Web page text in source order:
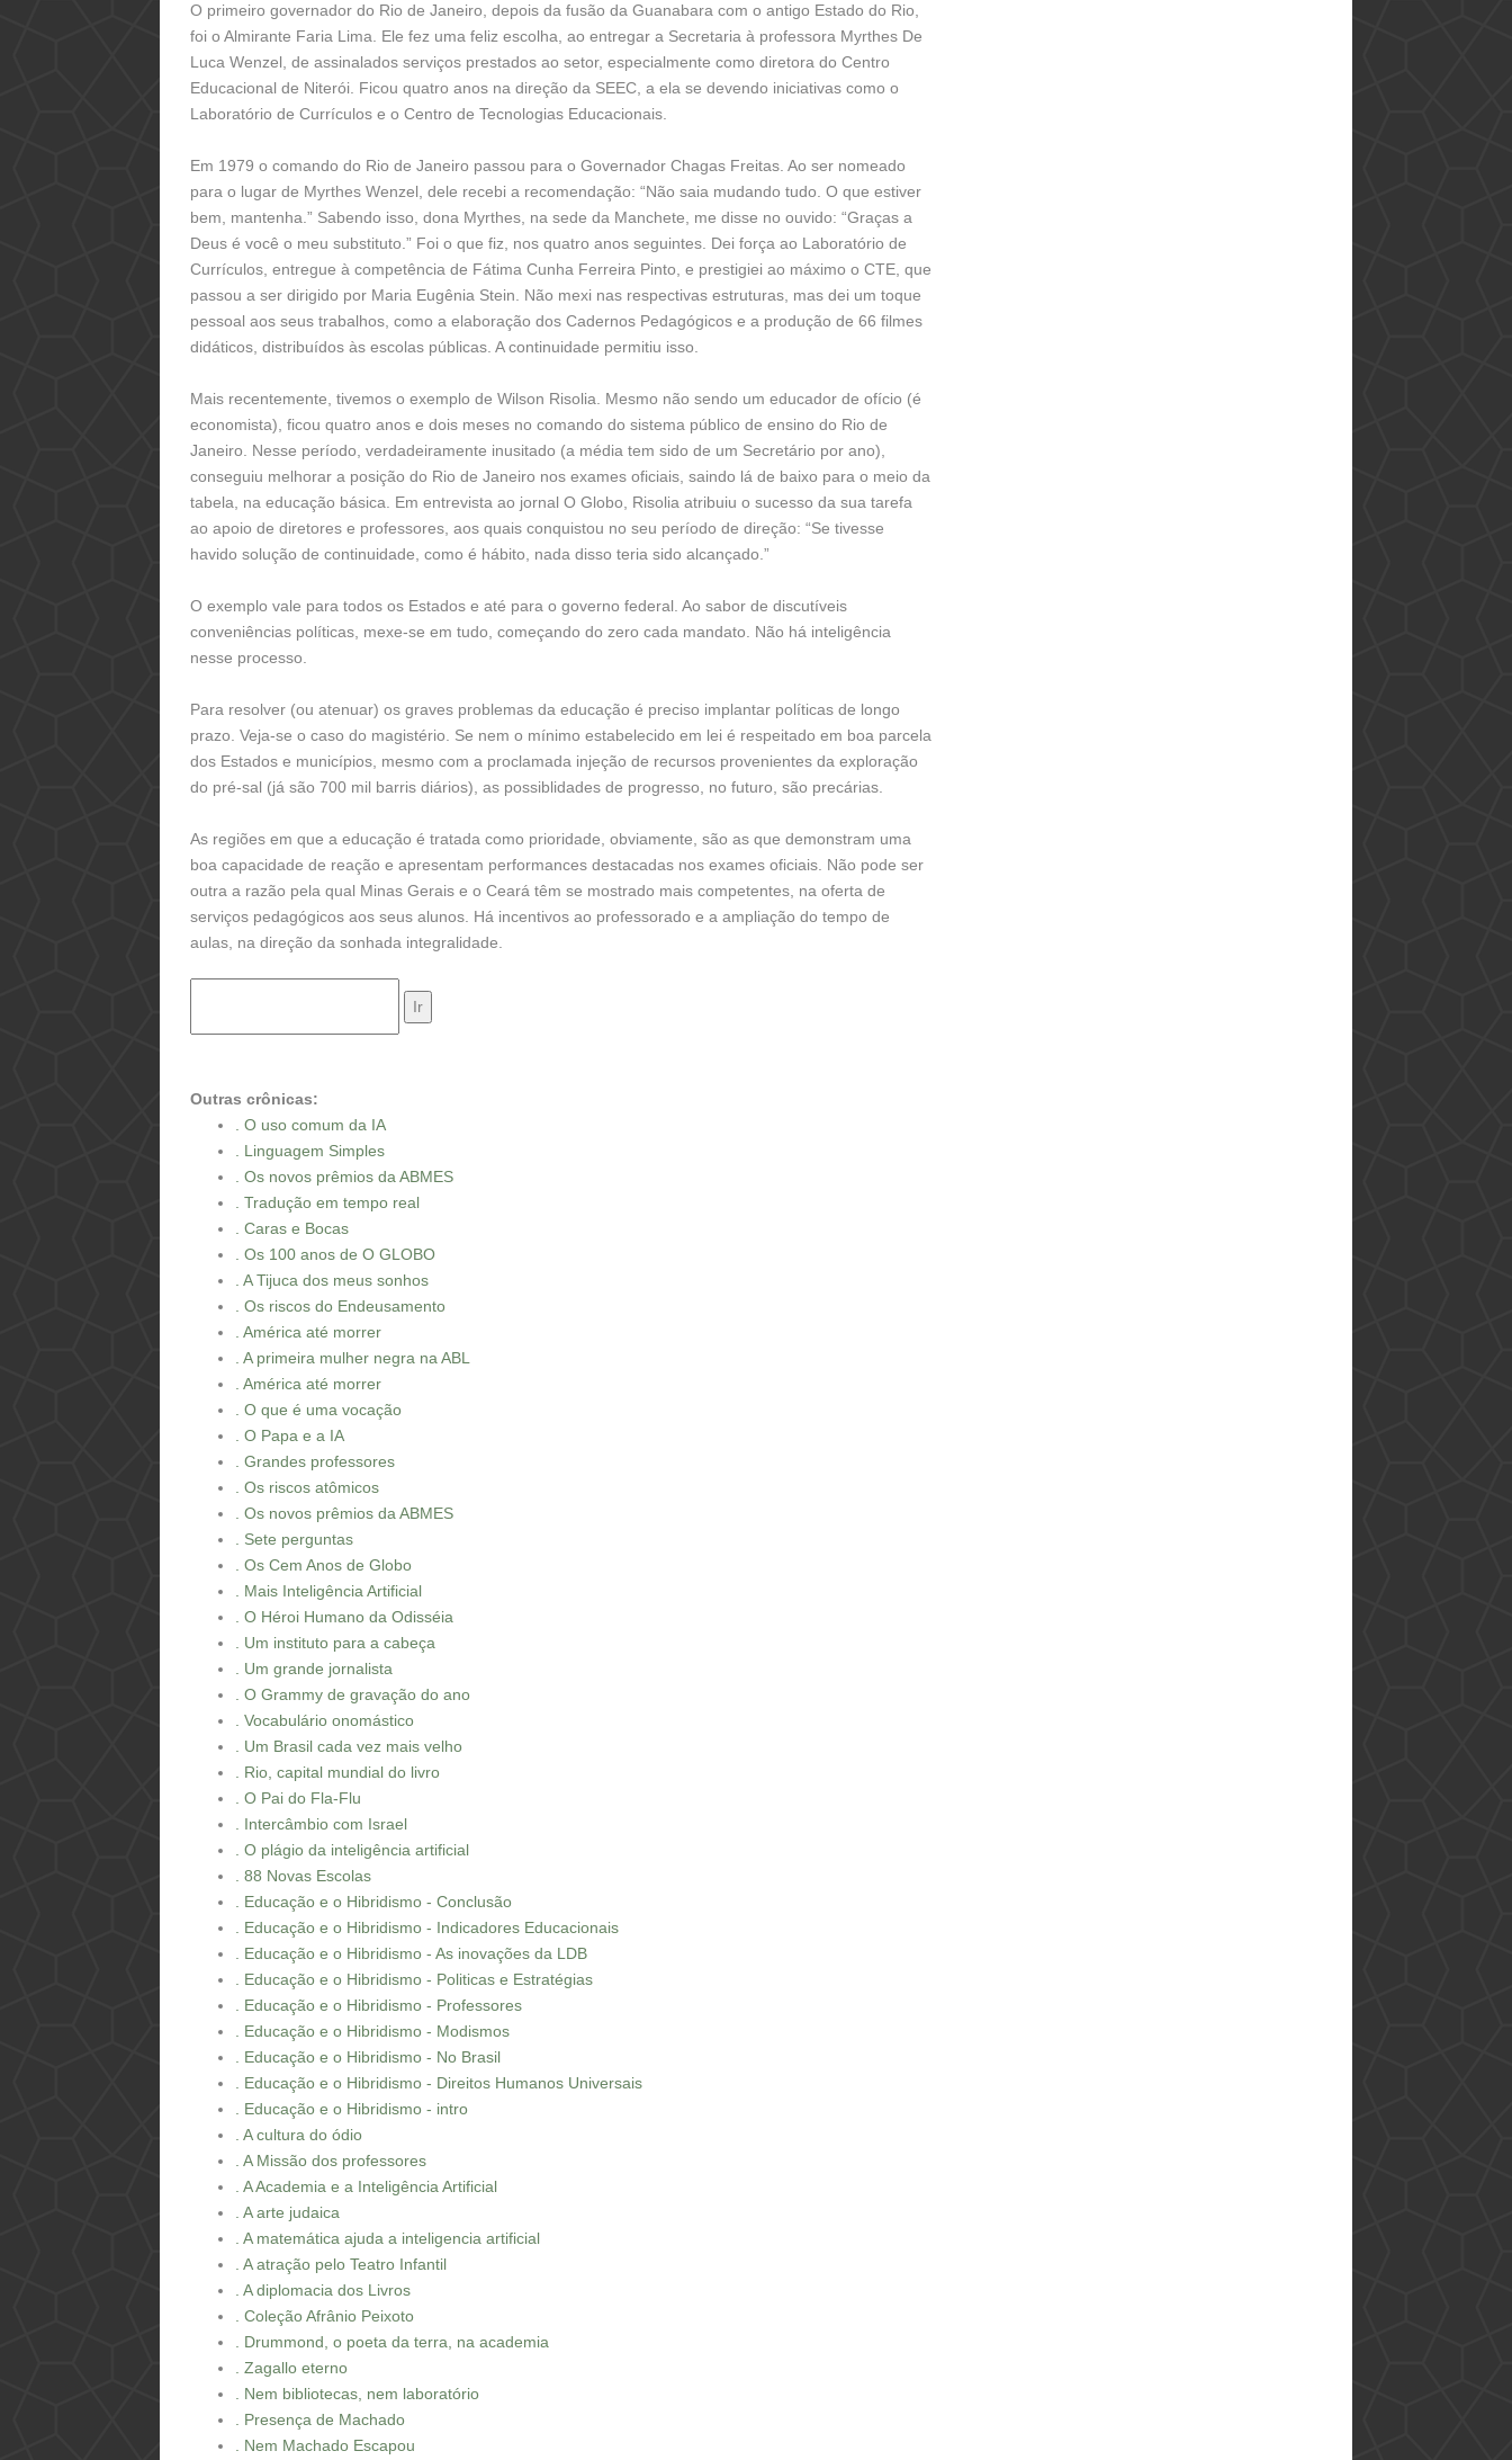
O primeiro governador do Rio de Janeiro, depois da fusão da Guanabara com o antigo Estado do Rio,
foi o Almirante Faria Lima. Ele fez uma feliz escolha, ao entregar a Secretaria à professora Myrthes De
Luca Wenzel, de assinalados serviços prestados ao setor, especialmente como diretora do Centro
Educacional de Niterói. Ficou quatro anos na direção da SEEC, a ela se devendo iniciativas como o
Laboratório de Currículos e o Centro de Tecnologias Educacionais.
Em 1979 o comando do Rio de Janeiro passou para o Governador Chagas Freitas. Ao ser nomeado
para o lugar de Myrthes Wenzel, dele recebi a recomendação: “Não saia mudando tudo. O que estiver
bem, mantenha.” Sabendo isso, dona Myrthes, na sede da Manchete, me disse no ouvido: “Graças a
Deus é você o meu substituto.” Foi o que fiz, nos quatro anos seguintes. Dei força ao Laboratório de
Currículos, entregue à competência de Fátima Cunha Ferreira Pinto, e prestigiei ao máximo o CTE, que
passou a ser dirigido por Maria Eugênia Stein. Não mexi nas respectivas estruturas, mas dei um toque
pessoal aos seus trabalhos, como a elaboração dos Cadernos Pedagógicos e a produção de 66 filmes
didáticos, distribuídos às escolas públicas. A continuidade permitiu isso.
Mais recentemente, tivemos o exemplo de Wilson Risolia. Mesmo não sendo um educador de ofício (é
economista), ficou quatro anos e dois meses no comando do sistema público de ensino do Rio de
Janeiro. Nesse período, verdadeiramente inusitado (a média tem sido de um Secretário por ano),
conseguiu melhorar a posição do Rio de Janeiro nos exames oficiais, saindo lá de baixo para o meio da
tabela, na educação básica. Em entrevista ao jornal O Globo, Risolia atribuiu o sucesso da sua tarefa
ao apoio de diretores e professores, aos quais conquistou no seu período de direção: “Se tivesse
havido solução de continuidade, como é hábito, nada disso teria sido alcançado.”
O exemplo vale para todos os Estados e até para o governo federal. Ao sabor de discutíveis
conveniências políticas, mexe-se em tudo, começando do zero cada mandato. Não há inteligência
nesse processo.
Para resolver (ou atenuar) os graves problemas da educação é preciso implantar políticas de longo
prazo. Veja-se o caso do magistério. Se nem o mínimo estabelecido em lei é respeitado em boa parcela
dos Estados e municípios, mesmo com a proclamada injeção de recursos provenientes da exploração
do pré-sal (já são 700 mil barris diários), as possiblidades de progresso, no futuro, são precárias.
As regiões em que a educação é tratada como prioridade, obviamente, são as que demonstram uma
boa capacidade de reação e apresentam performances destacadas nos exames oficiais. Não pode ser
outra a razão pela qual Minas Gerais e o Ceará têm se mostrado mais competentes, na oferta de
serviços pedagógicos aos seus alunos. Há incentivos ao professorado e a ampliação do tempo de
aulas, na direção da sonhada integralidade.
Outras crônicas:
. O uso comum da IA
. Linguagem Simples
. Os novos prêmios da ABMES
. Tradução em tempo real
. Caras e Bocas
. Os 100 anos de O GLOBO
. A Tijuca dos meus sonhos
. Os riscos do Endeusamento
. América até morrer
. A primeira mulher negra na ABL
. América até morrer
. O que é uma vocação
. O Papa e a IA
. Grandes professores
. Os riscos atômicos
. Os novos prêmios da ABMES
. Sete perguntas
. Os Cem Anos de Globo
. Mais Inteligência Artificial
. O Héroi Humano da Odisséia
. Um instituto para a cabeça
. Um grande jornalista
. O Grammy de gravação do ano
. Vocabulário onomástico
. Um Brasil cada vez mais velho
. Rio, capital mundial do livro
. O Pai do Fla-Flu
. Intercâmbio com Israel
. O plágio da inteligência artificial
. 88 Novas Escolas
. Educação e o Hibridismo - Conclusão
. Educação e o Hibridismo - Indicadores Educacionais
. Educação e o Hibridismo - As inovações da LDB
. Educação e o Hibridismo - Politicas e Estratégias
. Educação e o Hibridismo - Professores
. Educação e o Hibridismo - Modismos
. Educação e o Hibridismo - No Brasil
. Educação e o Hibridismo - Direitos Humanos Universais
. Educação e o Hibridismo - intro
. A cultura do ódio
. A Missão dos professores
. A Academia e a Inteligência Artificial
. A arte judaica
. A matemática ajuda a inteligencia artificial
. A atração pelo Teatro Infantil
. A diplomacia dos Livros
. Coleção Afrânio Peixoto
. Drummond, o poeta da terra, na academia
. Zagallo eterno
. Nem bibliotecas, nem laboratório
. Presença de Machado
. Nem Machado Escapou